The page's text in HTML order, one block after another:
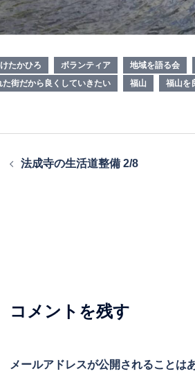
たかひろ ボランティア 地域を語る会
た街だから良くしていきたい
福山 福山を
法成寺の生活道整備 2/8
コメントを残す
メールアドレスが公開されることは